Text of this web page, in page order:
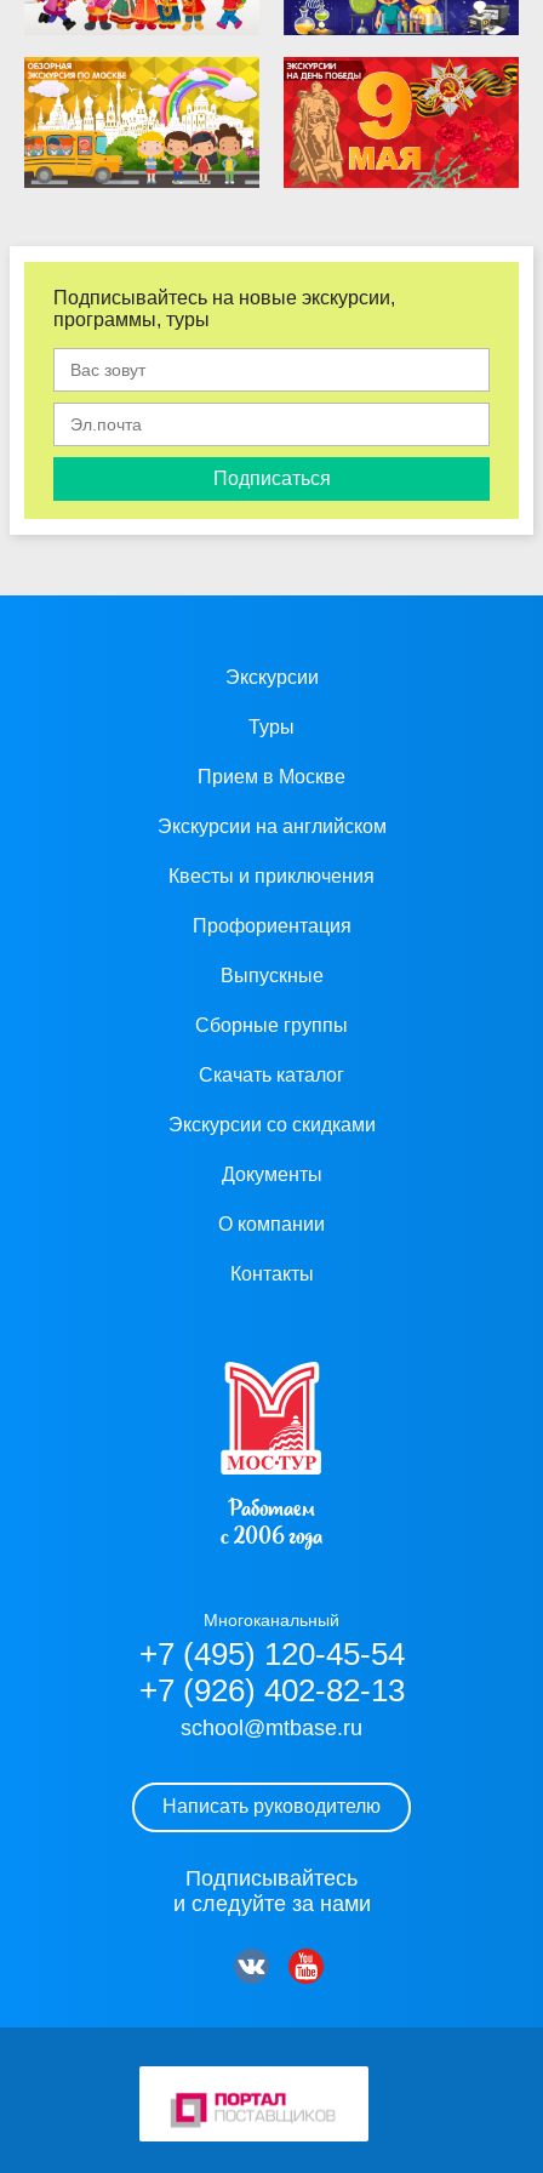
Подписывайтесь на новые экскурсии,
программы, туры
Подписаться
Экскурсии
Туры
Прием в Москве
Экскурсии на английском
Квесты и приключения
Профориентация
Выпускные
Сборные группы
Скачать каталог
Экскурсии со скидками
Документы
О компании
Контакты
Работаем
с 2006 года
Многоканальный
+7 (495) 120-45-54
+7 (926) 402-82-13
school@mtbase.ru
Написать руководителю
Подписывайтесь
и следуйте за нами